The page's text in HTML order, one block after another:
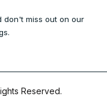
don't miss out on our
Reserved.